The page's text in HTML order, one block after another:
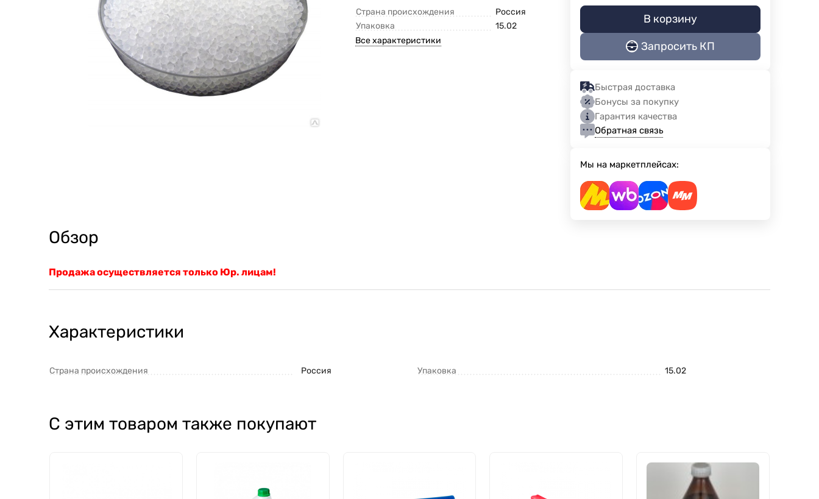
Страна происхождения
Россия
Упаковка
15.02
Все характеристики
В корзину
Запросить КП
Быстрая доставка
Бонусы за покупку
Гарантия качества
Обратная связь
Мы на маркетплейсах:
Обзор
Продажа осуществляется только Юр. лицам!
Характеристики
Страна происхождения Россия Упаковка 15.02
С этим товаром также покупают